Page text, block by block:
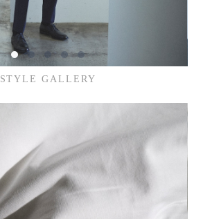
STYLE GALLERY